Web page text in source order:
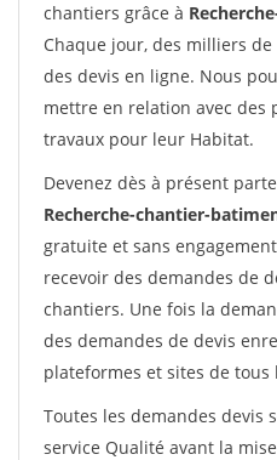
chantiers grâce à
Chaque jour, des milliers
des devis en ligne. Nous
mettre en relation avec
travaux pour leur Habitat.
Devenez dès à présent
Recherche-chantier-
gratuite et sans
recevoir des demandes de
chantiers. Une fois la
des demandes de devis
plateformes et sites de
Toutes les demandes devis
service Qualité avant la